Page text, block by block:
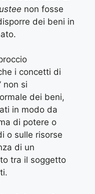
non fosse
dei beni in
i concetti di
non si
dei beni,
in modo da
di potere o
o sulle risorse
di un
tra il soggetto